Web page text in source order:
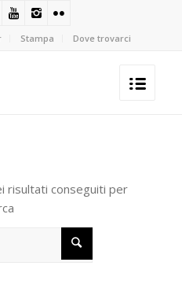
Stampa Dove trovarci
risultati conseguiti per